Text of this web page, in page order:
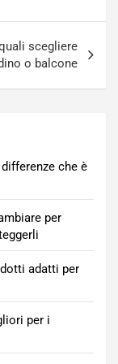
scegliere
o balcone
che è
per
adatti per
per i